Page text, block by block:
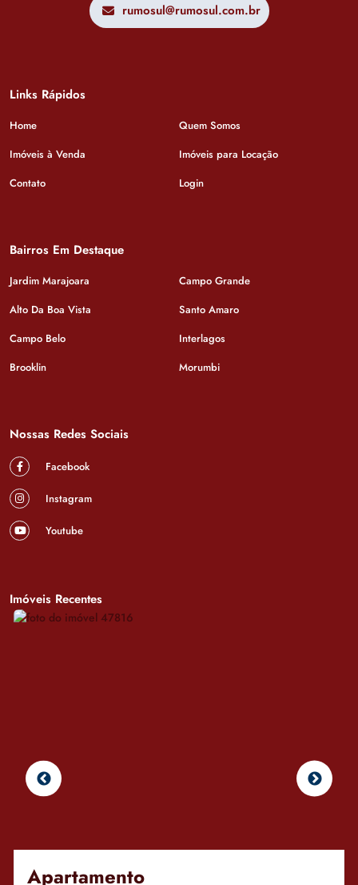
rumosul@rumosul.com.br
Links Rápidos
Home
Quem Somos
Imóveis à Venda
Imóveis para Locação
Contato
Login
Bairros Em Destaque
Jardim Marajoara
Campo Grande
Alto Da Boa Vista
Santo Amaro
Campo Belo
Interlagos
Brooklin
Morumbi
Nossas Redes Sociais
Facebook
Instagram
Youtube
Imóveis Recentes
Apartamento